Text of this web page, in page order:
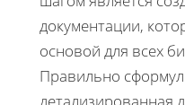
документации,
основой для всех
Правильно